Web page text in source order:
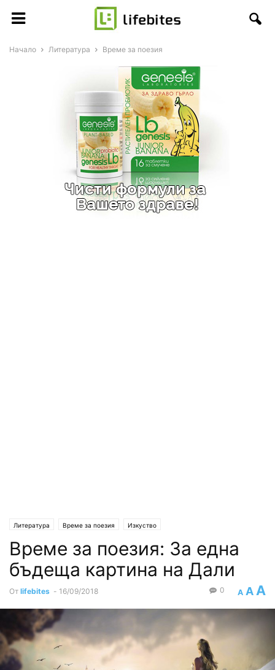
Начало Литература Време за поезия
Литература Време за поезия Изкуство
Време за поезия: За една
бъдеща картина на Дали
От lifebites - 16/09/2018 A A A
0